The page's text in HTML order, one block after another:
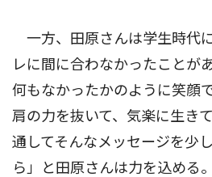
一方、田原さんは学生時代
レに間に合わなかったことが
何もなかったかのように笑顔
肩の力を抜いて、気楽に生き
通してそんなメッセージを少
ら」と田原さんは力を込める。